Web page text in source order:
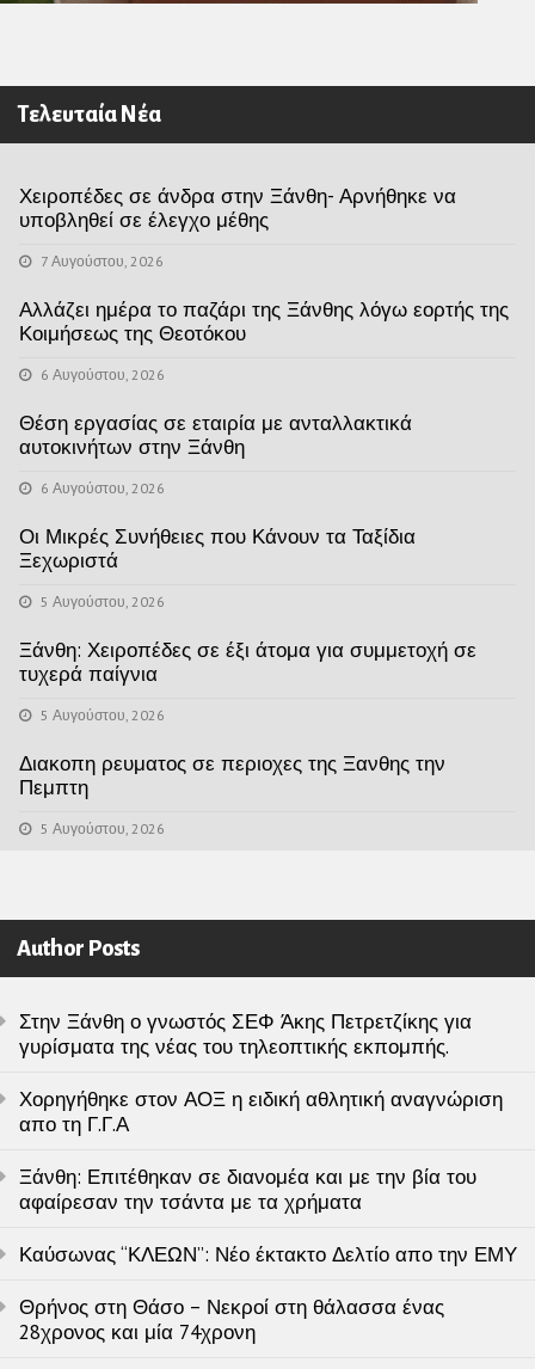
Τελευταία Νέα
Χειροπέδες σε άνδρα στην Ξάνθη- Αρνήθηκε να
υποβληθεί σε έλεγχο μέθης
7 Αυγούστου, 2026
Αλλάζει ημέρα το παζάρι της Ξάνθης λόγω εορτής της
Κοιμήσεως της Θεοτόκου
6 Αυγούστου, 2026
Θέση εργασίας σε εταιρία με ανταλλακτικά
αυτοκινήτων στην Ξάνθη
6 Αυγούστου, 2026
Οι Μικρές Συνήθειες που Κάνουν τα Ταξίδια
Ξεχωριστά
5 Αυγούστου, 2026
Ξάνθη: Χειροπέδες σε έξι άτομα για συμμετοχή σε
τυχερά παίγνια
5 Αυγούστου, 2026
Διακοπη ρευματος σε περιοχες της Ξανθης την
Πεμπτη
5 Αυγούστου, 2026
Author Posts
Στην Ξάνθη ο γνωστός ΣΕΦ Άκης Πετρετζίκης για
γυρίσματα της νέας του τηλεοπτικής εκπομπής.
Χορηγήθηκε στον ΑΟΞ η ειδική αθλητική αναγνώριση
απο τη Γ.Γ.Α
Ξάνθη: Επιτέθηκαν σε διανομέα και με την βία του
αφαίρεσαν την τσάντα με τα χρήματα
Καύσωνας “ΚΛΕΩΝ”: Νέο έκτακτο Δελτίο απο την ΕΜΥ
Θρήνος στη Θάσο – Νεκροί στη θάλασσα ένας
28χρονος και μία 74χρονη